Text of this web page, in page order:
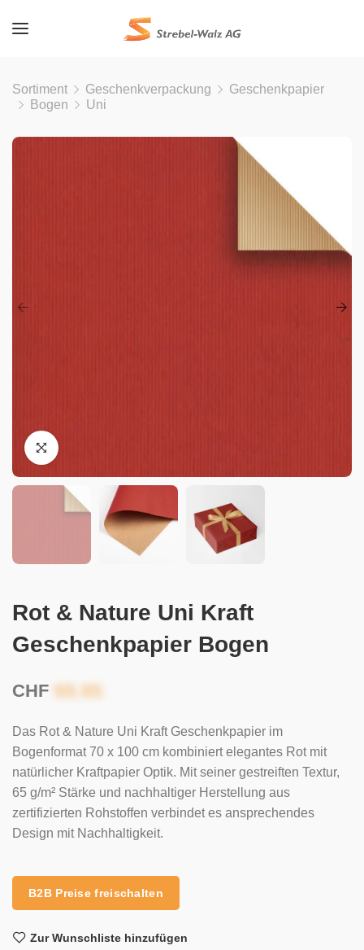
Sortiment Geschenkverpackung
Geschenkpapier
Bogen
Uni
Rot & Nature Uni Kraft
Geschenkpapier Bogen
CHF
Das Rot & Nature Uni Kraft Geschenkpapier im
Bogenformat 70 x 100 cm kombiniert elegantes Rot mit
natürlicher Kraftpapier Optik. Mit seiner gestreiften Textur,
65 g/m² Stärke und nachhaltiger Herstellung aus
zertifizierten Rohstoffen verbindet es ansprechendes
Design mit Nachhaltigkeit.
B2B Preise freischalten
Zur Wunschliste hinzufügen